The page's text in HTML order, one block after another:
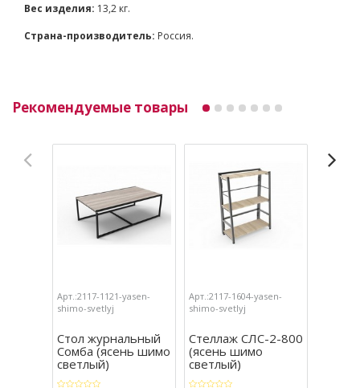
Вес изделия: 13,2 кг.
Страна-производитель: Россия.
Рекомендуемые товары
Арт.:2117-1121-yasen-
shimo-svetlyj
Стол журнальный
Сомба (ясень шимо
светлый)
Арт.:2117-1604-yasen-
shimo-svetlyj
Стеллаж СЛС-2-800
(ясень шимо
светлый)